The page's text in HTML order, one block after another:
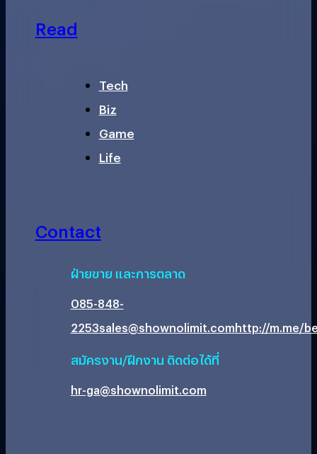
Read
Tech
Biz
Game
Life
Contact
ฝ่ายขาย และการตลาด
085-848-
2253sales@shownolimit.comhttp://m.me/
สมัครงาน/ฝึกงาน ติดต่อได้ที่
hr-ga@shownolimit.com